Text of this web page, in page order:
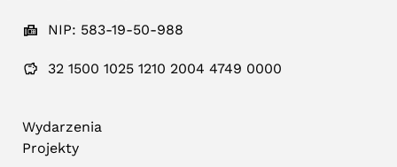
NIP: 583-19-50-988
32 1500 1025 1210 2004 4749 0000
Wydarzenia
Projekty